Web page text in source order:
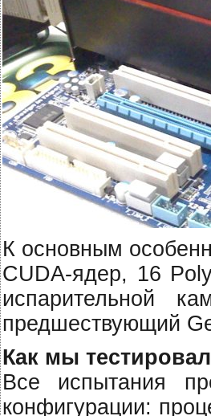
К основным
CUDA-ядер, 16
испарительной
предшествующий
Как мы
Все испытания
конфигурации: